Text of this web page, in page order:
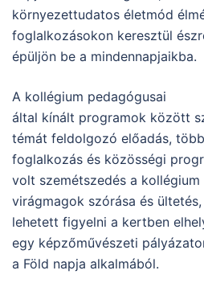
környezettudatos életmód
foglalkozásokon keresztül
épüljön be a mindennapjaikba.
A kollégium pedagógusai
által kínált programok között
témát feldolgozó előadás,
foglalkozás és közösségi
volt szemétszedés a kollégium
virágmagok szórása és
lehetett figyelni a kertben
egy képzőművészeti
a Föld napja alkalmából.